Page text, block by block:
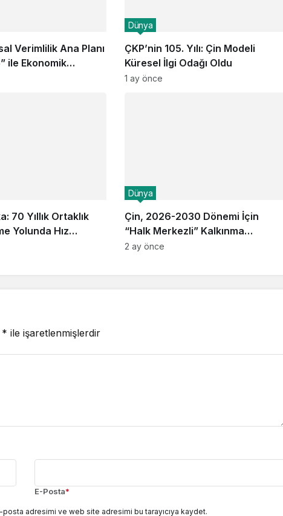
Verimlilik Ana Planı
ile Ekonomik
Başlattı
ÇKP’nin 105. Yılı: Çin Modeli
Küresel İlgi Odağı Oldu
Dünya
1 ay önce
70 Yıllık Ortaklık
Yolunda Hız
Çin, 2026-2030 Dönemi İçin
“Halk Merkezli” Kalkınma
Modelini Derinleştiriyor:
Dünya
2 ay önce
* ile işaretlenmişlerdir
E-Posta*
posta adresimi ve web site adresimi bu tarayıcıya kaydet.